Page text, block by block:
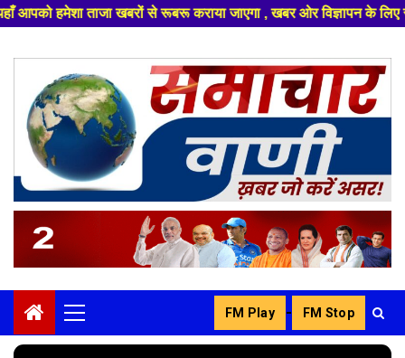
कराया जाएगा , खबर ओर विज्ञापन के लिए संपर्क करे +91
content
Primary
Menu
FM Play - FM Stop